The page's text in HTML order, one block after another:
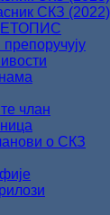
СКЗ (2022)
члан
о СКЗ